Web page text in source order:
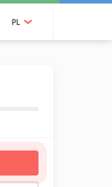
PL